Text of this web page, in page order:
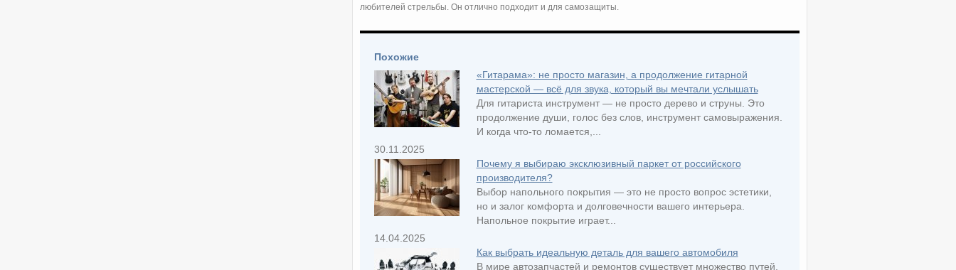
любителей стрельбы. Он отлично подходит и для самозащиты.
Похожие
«Гитарама»: не просто магазин, а продолжение гитарной
мастерской — всё для звука, который вы мечтали услышать
Для гитариста инструмент — не просто дерево и струны. Это
продолжение души, голос без слов, инструмент самовыражения.
И когда что-то ломается,...
30.11.2025
Почему я выбираю эксклюзивный паркет от российского
производителя?
Выбор напольного покрытия — это не просто вопрос эстетики,
но и залог комфорта и долговечности вашего интерьера.
Напольное покрытие играет...
14.04.2025
Как выбрать идеальную деталь для вашего автомобиля
В мире автозапчастей и ремонтов существует множество путей,